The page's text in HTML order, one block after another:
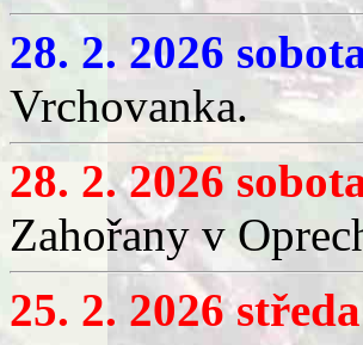
28. 2. 2026
Vrchovanka.
28. 2. 2026
Zahořany v
25. 2. 2026